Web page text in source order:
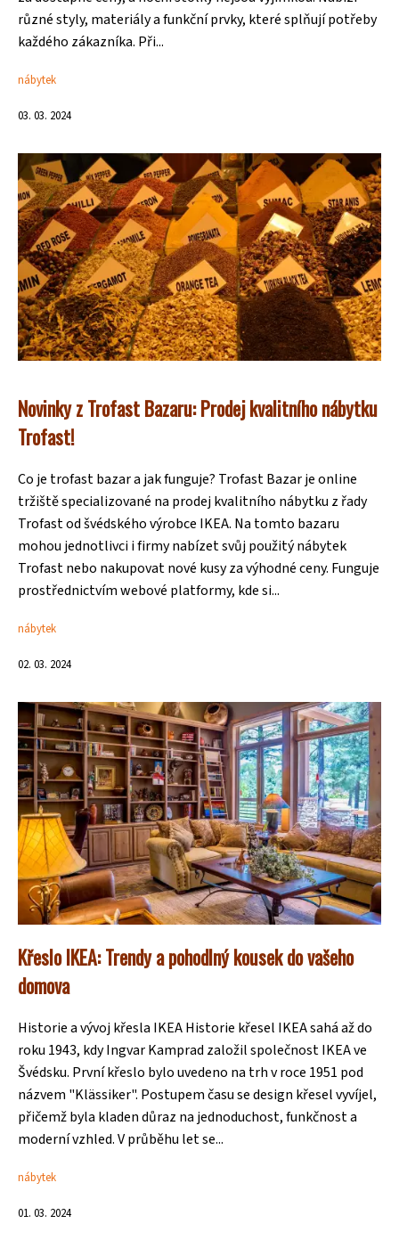
různé styly, materiály a funkční prvky, které splňují potřeby
každého zákazníka. Při...
nábytek
03. 03. 2024
Novinky z Trofast Bazaru: Prodej kvalitního nábytku
Trofast!
Co je trofast bazar a jak funguje? Trofast Bazar je online
tržiště specializované na prodej kvalitního nábytku z řady
Trofast od švédského výrobce IKEA. Na tomto bazaru
mohou jednotlivci i firmy nabízet svůj použitý nábytek
Trofast nebo nakupovat nové kusy za výhodné ceny. Funguje
prostřednictvím webové platformy, kde si...
nábytek
02. 03. 2024
Křeslo IKEA: Trendy a pohodlný kousek do vašeho
domova
Historie a vývoj křesla IKEA Historie křesel IKEA sahá až do
roku 1943, kdy Ingvar Kamprad založil společnost IKEA ve
Švédsku. První křeslo bylo uvedeno na trh v roce 1951 pod
názvem "Klässiker". Postupem času se design křesel vyvíjel,
přičemž byla kladen důraz na jednoduchost, funkčnost a
moderní vzhled. V průběhu let se...
nábytek
01. 03. 2024